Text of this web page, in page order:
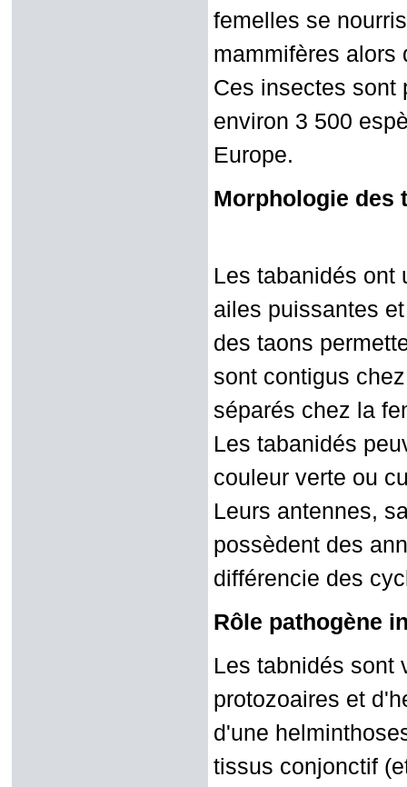
femelles se
mammifères alors
Ces insectes sont
environ 3 500
Europe.
Morphologie des
Les tabanidés ont
ailes puissantes
des taons
sont contigus
séparés chez la
Les tabanidés
couleur verte ou
Leurs antennes,
possèdent des
différencie des
Rôle pathogène
Les tabnidés sont
protozoaires et
d'une
tissus conjonctif